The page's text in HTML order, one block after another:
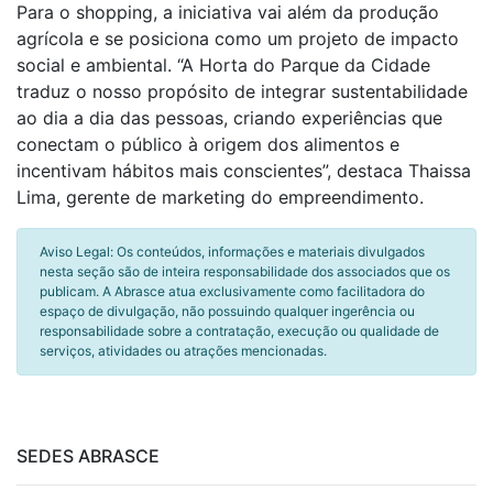
Para o shopping, a iniciativa vai além da produção
agrícola e se posiciona como um projeto de impacto
social e ambiental. “A Horta do Parque da Cidade
traduz o nosso propósito de integrar sustentabilidade
ao dia a dia das pessoas, criando experiências que
conectam o público à origem dos alimentos e
incentivam hábitos mais conscientes”, destaca Thaissa
Lima, gerente de marketing do empreendimento.
Aviso Legal: Os conteúdos, informações e materiais divulgados
nesta seção são de inteira responsabilidade dos associados que os
publicam. A Abrasce atua exclusivamente como facilitadora do
espaço de divulgação, não possuindo qualquer ingerência ou
responsabilidade sobre a contratação, execução ou qualidade de
serviços, atividades ou atrações mencionadas.
SEDES ABRASCE